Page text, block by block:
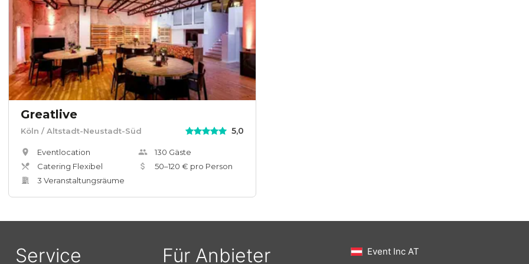
Greatlive
Köln / Altstadt-Neustadt-Süd 5,0
Eventlocation
Catering Flexibel
3 Veranstaltungsräume
130 Gäste
50–120 € pro Person
Service Für Anbieter Event Inc AT